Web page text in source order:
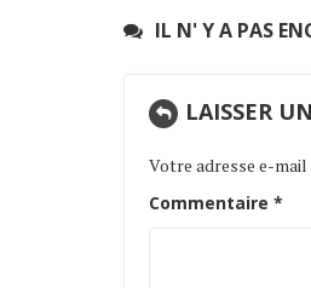
IL N' Y A PAS
LAISSER
Votre adresse e-mail
Commentaire *